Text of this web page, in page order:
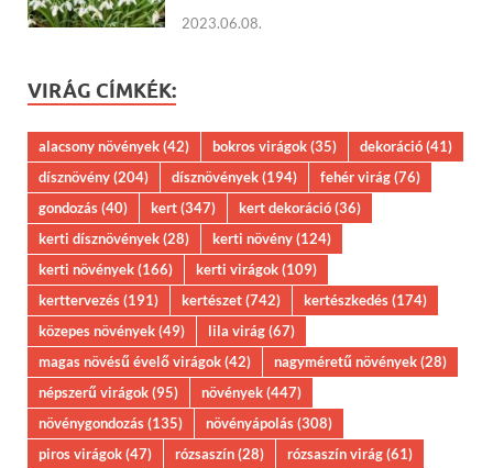
2023.06.08.
VIRÁG CÍMKÉK:
alacsony növények(42) bokros virágok(35) dekoráció(41)
dísznövény(204) dísznövények(194) fehér virág(76)
gondozás(40) kert(347) kert dekoráció(36)
kerti dísznövények(28) kerti növény(124)
kerti növények(166) kerti virágok(109)
kerttervezés(191) kertészet(742) kertészkedés(174)
közepes növények(49) lila virág(67)
magas növésű évelő virágok(42) nagyméretű növények(28)
népszerű virágok(95) növények(447)
növénygondozás(135) növényápolás(308)
piros virágok(47) rózsaszín(28) rózsaszín virág(61)